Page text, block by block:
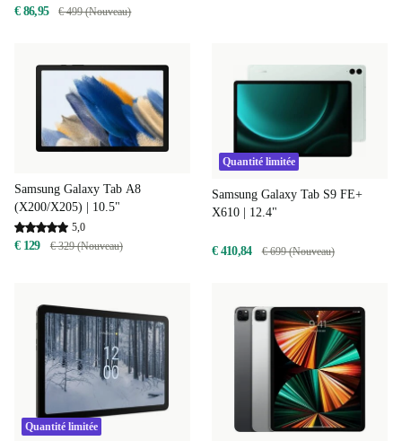
€ 86,95 € 499 (Nouveau)
Samsung Galaxy Tab A8
(X200/X205) | 10.5"
5,0
€ 129 € 329 (Nouveau)
Quantité limitée
Samsung Galaxy Tab S9 FE+
X610 | 12.4"
€ 410,84 € 699 (Nouveau)
Quantité limitée